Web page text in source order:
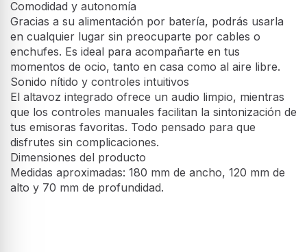
Comodidad y autonomía
Gracias a su alimentación por batería, podrás usarla
en cualquier lugar sin preocuparte por cables o
enchufes. Es ideal para acompañarte en tus
momentos de ocio, tanto en casa como al aire libre.
Sonido nítido y controles intuitivos
El altavoz integrado ofrece un audio limpio, mientras
que los controles manuales facilitan la sintonización de
tus emisoras favoritas. Todo pensado para que
disfrutes sin complicaciones.
Dimensiones del producto
Medidas aproximadas: 180 mm de ancho, 120 mm de
alto y 70 mm de profundidad.